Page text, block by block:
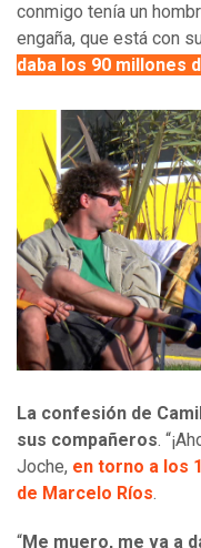
conmigo tenía un
engaña, que está con
daba los 90 millones
La confesión de
sus compañeros.
Joche, en torno a los
de Marcelo Ríos.
“Me muero, me va a